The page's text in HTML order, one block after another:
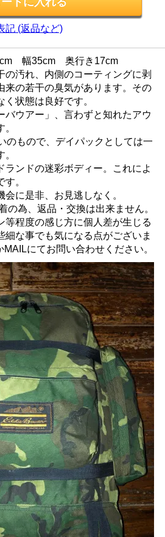
記 (返品など)
幅35cm 奥行き17cm
汚れ、内側のコーティングに剥
来の若干の臭気があります。その
状態は良好です。
ウアー」、言わずと知れたアウ
のもので、デイパックとしては一
ランドの迷彩ボディー。これによ
。
に是非、お見逃しなく。
為、返品・交換は出来ません。
等程度の感じ方に個人差が生じる
細な事でも気になる点がございま
にてお問い合わせください。